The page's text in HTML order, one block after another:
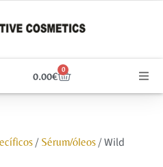
0.00€
0
/ Sérum/óleos/ Wild